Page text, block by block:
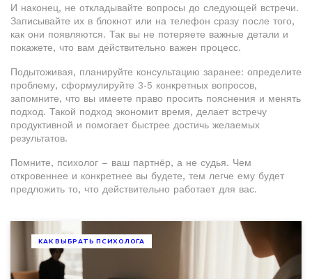
И наконец, не откладывайте вопросы до следующей встречи.
Записывайте их в блокнот или на телефон сразу после того,
как они появляются. Так вы не потеряете важные детали и
покажете, что вам действительно важен процесс.
Подытоживая, планируйте консультацию заранее: определите
проблему, сформулируйте 3‑5 конкретных вопросов,
запомните, что вы имеете право просить пояснения и менять
подход. Такой подход экономит время, делает встречу
продуктивной и помогает быстрее достичь желаемых
результатов.
Помните, психолог – ваш партнёр, а не судья. Чем
откровеннее и конкретнее вы будете, тем легче ему будет
предложить то, что действительно работает для вас.
КАК ВЫБРАТЬ ПСИХОЛОГА